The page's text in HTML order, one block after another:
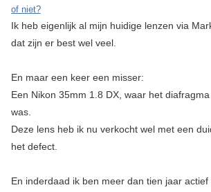
of niet?
Ik heb eigenlijk al mijn huidige lenzen via
dat zijn er best wel veel.
En maar een keer een misser:
Een Nikon 35mm 1.8 DX, waar het
was.
Deze lens heb ik nu verkocht wel met een
het defect.
En inderdaad ik ben meer dan tien jaar